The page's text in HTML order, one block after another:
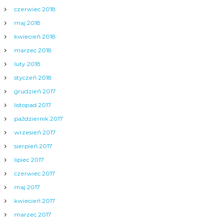
czerwiec 2018
maj 2018
kwiecień 2018
marzec 2018
luty 2018
styczeń 2018
grudzień 2017
listopad 2017
październik 2017
wrzesień 2017
sierpień 2017
lipiec 2017
czerwiec 2017
maj 2017
kwiecień 2017
marzec 2017